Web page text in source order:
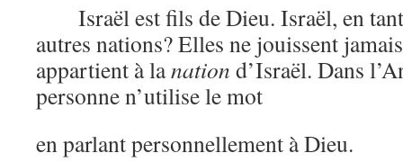
Israël est fils de Dieu. Israël, en
autres nations? Elles ne jouissent
appartient à lanation d’Israël. Dans
personne n’utilise le mot
en parlant personnellement à Dieu.